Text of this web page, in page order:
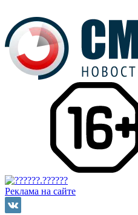
Реклама на сайте